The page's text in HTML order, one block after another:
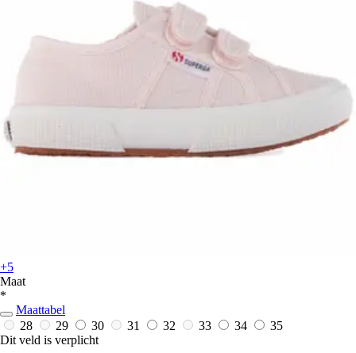
+5
Maat
*
Maattabel
28
29 30 31 32 33 34
35
Dit veld is verplicht